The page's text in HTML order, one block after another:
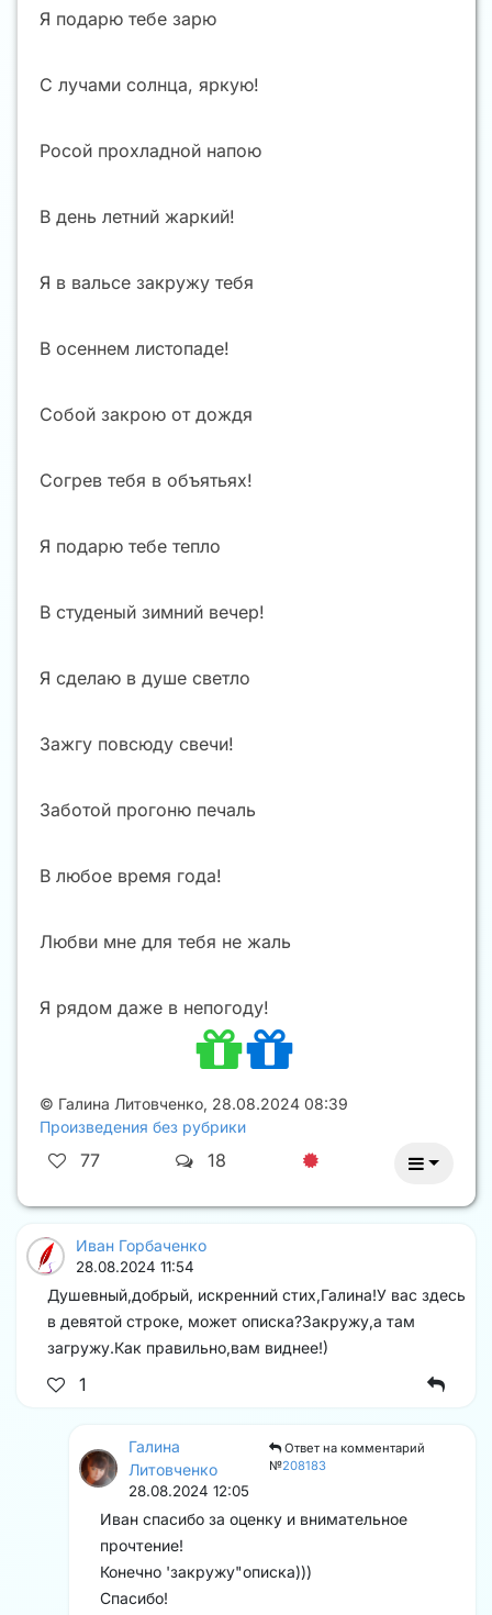
Я подарю тебе зарю
С лучами солнца, яркую!
Росой прохладной напою
В день летний жаркий!
Я в вальсе закружу тебя
В осеннем листопаде!
Собой закрою от дождя
Согрев тебя в объятьях!
Я подарю тебе тепло
В студеный зимний вечер!
Я сделаю в душе светло
Зажгу повсюду свечи!
Заботой прогоню печаль
В любое время года!
Любви мне для тебя не жаль
Я рядом даже в непогоду!
© Галина Литовченко, 28.08.2024 08:39
Произведения без рубрики
77 18
Иван Горбаченко
28.08.2024 11:54
Душевный,добрый, искренний стих,Галина!У вас здесь
в девятой строке, может описка?Закружу,а там
загружу.Как правильно,вам виднее!)
1
Галина
Литовченко
Ответ на комментарий
№208183
28.08.2024 12:05
Иван спасибо за оценку и внимательное
прочтение!
Конечно 'закружу"описка)))
Спасибо!